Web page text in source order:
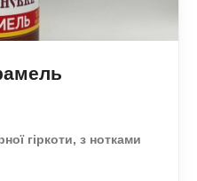
гіркоти, з нотками